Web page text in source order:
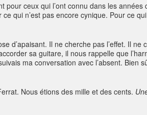
ceux qui l’ont connu dans les années
qui n’est pas encore cynique. Pour ce
d’apaisant. Il ne cherche pas l’effet. Il ne
sa guitare, il nous rappelle que
ma conversation avec l’absent. Bien
Nous étions des mille et des cents.